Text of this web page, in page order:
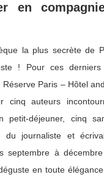
en
la plus secrète de
! Pour ces
Réserve Paris – Hôtel
cinq auteurs
petit-déjeuner, cinq
du journaliste et
septembre à
en toute